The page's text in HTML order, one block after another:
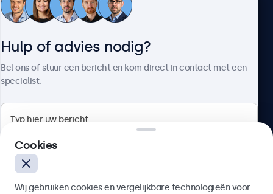
Klantenservice
4.8/5 door 5000+ bedrijven
Hulp of advies nodig?
Bel ons of stuur een bericht en kom direct in contact met een
specialist.
Cookies
Wij gebruiken cookies en vergelijkbare technologieën voor